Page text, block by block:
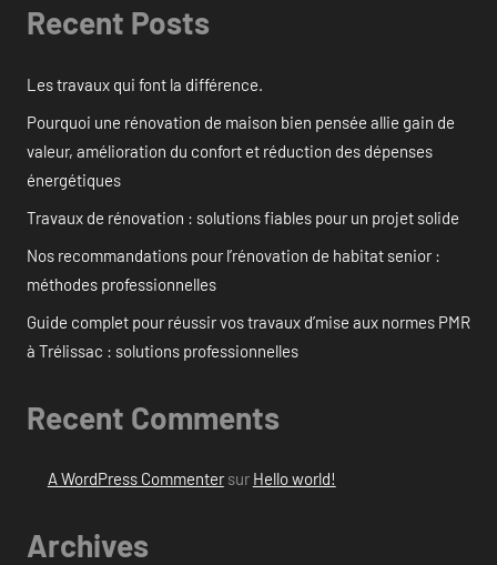
Recent Posts
Les travaux qui font la différence.
Pourquoi une rénovation de maison bien pensée allie gain de
valeur, amélioration du confort et réduction des dépenses
énergétiques
Travaux de rénovation : solutions fiables pour un projet solide
Nos recommandations pour l’rénovation de habitat senior :
méthodes professionnelles
Guide complet pour réussir vos travaux d’mise aux normes PMR
à Trélissac : solutions professionnelles
Recent Comments
A WordPress Commentersur Hello world!
Archives